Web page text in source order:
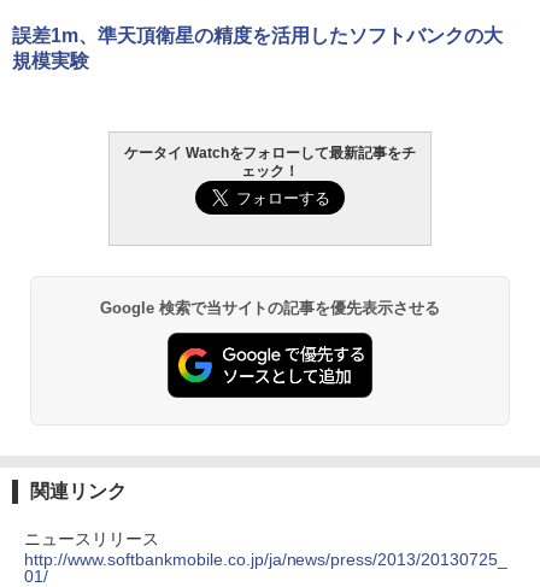
誤差1m、準天頂衛星の精度を活用したソフトバンクの大
規模実験
ケータイ Watchをフォローして最新記事をチ
ェック！
Google 検索で当サイトの記事を優先表示させる
関連リンク
ニュースリリース
http://www.softbankmobile.co.jp/ja/news/press/2013/20130725_
01/